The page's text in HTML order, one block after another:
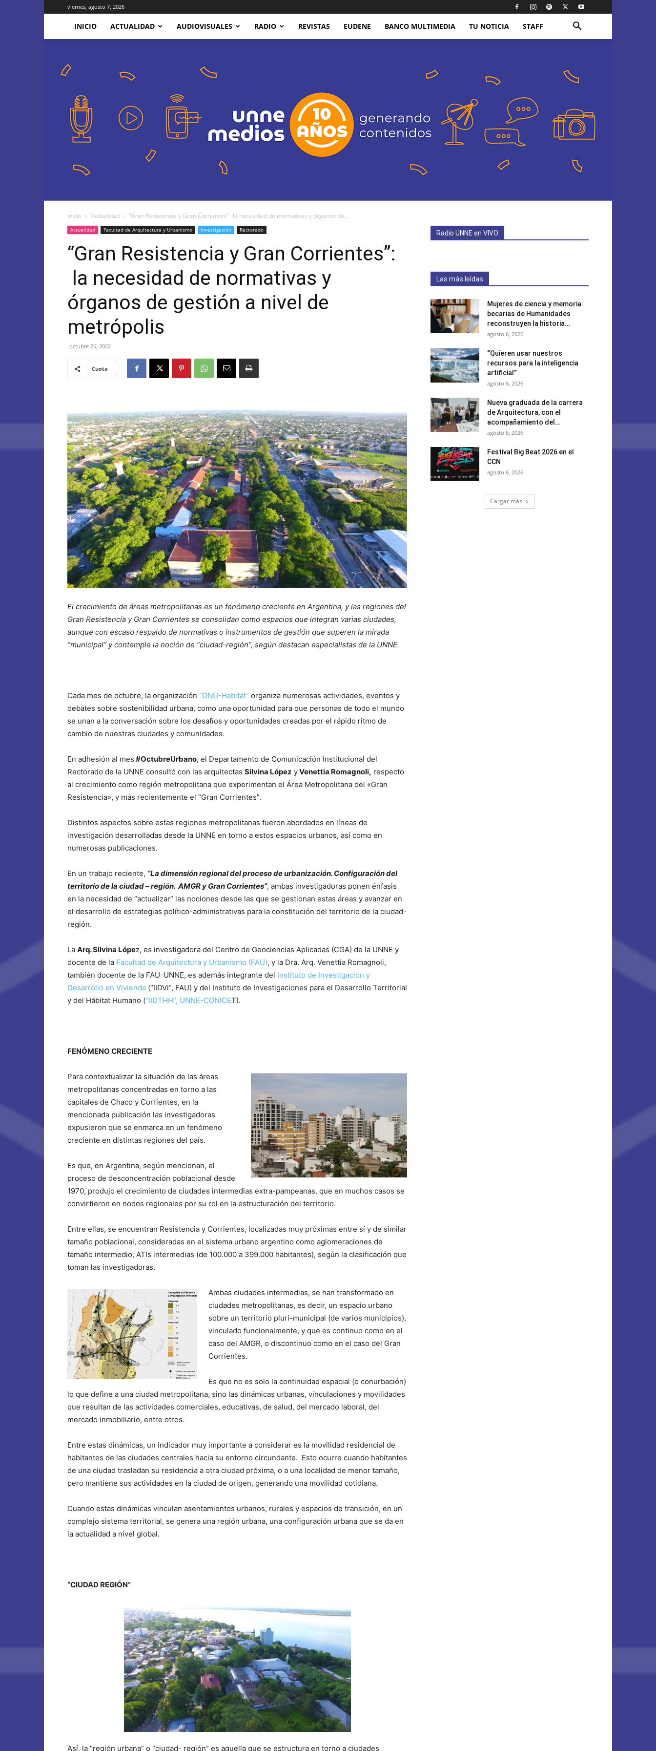
viernes, agosto 7, 2026
INICIO ACTUALIDAD AUDIOVISUALES RADIO REVISTAS EUDENE BANCO MULTIMEDIA TU NOTICIA STAFF
Inicio Actualidad “Gran Resistencia y Gran Corrientes”: la necesidad de normativas y órganos de...
Actualidad Facultad de Arquitectura y Urbanismo Investigación Rectorado
“Gran Resistencia y Gran Corrientes”:
la necesidad de normativas y
órganos de gestión a nivel de
metrópolis
octubre 25, 2022
Cuota
El crecimiento de áreas metropolitanas es un fenómeno creciente en Argentina, y las regiones del
Gran Resistencia y Gran Corrientes se consolidan como espacios que integran varias ciudades,
aunque con escaso respaldo de normativas o instrumentos de gestión que superen la mirada
“municipal” y contemple la noción de “ciudad-región”, según destacan especialistas de la UNNE.
Cada mes de octubre, la organización “ONU-Habitat” organiza numerosas actividades, eventos y
debates sobre sostenibilidad urbana, como una oportunidad para que personas de todo el mundo
se unan a la conversación sobre los desafíos y oportunidades creadas por el rápido ritmo de
cambio de nuestras ciudades y comunidades.
En adhesión al mes #OctubreUrbano, el Departamento de Comunicación Institucional del
Rectorado de la UNNE consultó con las arquitectas Silvina López yVenettia Romagnoli, respecto
al crecimiento como región metropolitana que experimentan el Área Metropolitana del «Gran
Resistencia», y más recientemente el “Gran Corrientes”.
Distintos aspectos sobre estas regiones metropolitanas fueron abordados en líneas de
investigación desarrolladas desde la UNNE en torno a estos espacios urbanos, así como en
numerosas publicaciones.
En un trabajo reciente, “La dimensión regional del proceso de urbanización. Configuración del
territorio de la ciudad – región. AMGR y Gran Corrientes”, ambas investigadoras ponen énfasis
en la necesidad de “actualizar” las nociones desde las que se gestionan estas áreas y avanzar en
el desarrollo de estrategias político-administrativas para la constitución del territorio de la ciudad-
región.
La Arq. Silvina López, es investigadora del Centro de Geociencias Aplicadas (CGA) de la UNNE y
docente de la Facultad de Arquitectura y Urbanismo (FAU), y la Dra. Arq. Venettia Romagnoli,
también docente de la FAU-UNNE, es además integrante del Instituto de Investigación y
Desarrollo en Vivienda (“IIDVi”, FAU) y del Instituto de Investigaciones para el Desarrollo Territorial
y del Hábitat Humano (“IIDTHH”, UNNE-CONICET).
FENÓMENO CRECIENTE
Para contextualizar la situación de las áreas
metropolitanas concentradas en torno a las
capitales de Chaco y Corrientes, en la
mencionada publicación las investigadoras
expusieron que se enmarca en un fenómeno
creciente en distintas regiones del país.
Es que, en Argentina, según mencionan, el
proceso de desconcentración poblacional desde
1970, produjo el crecimiento de ciudades intermedias extra-pampeanas, que en muchos casos se
convirtieron en nodos regionales por su rol en la estructuración del territorio.
Entre ellas, se encuentran Resistencia y Corrientes, localizadas muy próximas entre sí y de similar
tamaño poblacional, consideradas en el sistema urbano argentino como aglomeraciones de
tamaño intermedio, ATIs intermedias (de 100.000 a 399.000 habitantes), según la clasificación que
toman las investigadoras.
Ambas ciudades intermedias, se han transformado en
ciudades metropolitanas, es decir, un espacio urbano
sobre un territorio pluri-municipal (de varios municipios),
vinculado funcionalmente, y que es continuo como en el
caso del AMGR, o discontinuo como en el caso del Gran
Corrientes.
Es que no es solo la continuidad espacial (o conurbación)
lo que define a una ciudad metropolitana, sino las dinámicas urbanas, vinculaciones y movilidades
que resultan de las actividades comerciales, educativas, de salud, del mercado laboral, del
mercado inmobiliario, entre otros.
Entre estas dinámicas, un indicador muy importante a considerar es la movilidad residencial de
habitantes de las ciudades centrales hacia su entorno circundante. Esto ocurre cuando habitantes
de una ciudad trasladan su residencia a otra ciudad próxima, o a una localidad de menor tamaño,
pero mantiene sus actividades en la ciudad de origen, generando una movilidad cotidiana.
Cuando estas dinámicas vinculan asentamientos urbanos, rurales y espacios de transición, en un
complejo sistema territorial, se genera una región urbana, una configuración urbana que se da en
la actualidad a nivel global.
“CIUDAD REGIÓN”
Así, la “región urbana” o “ciudad- región” es aquella que se estructura en torno a ciudades
Radio UNNE en VIVO
Las más leídas
Mujeres de ciencia y memoria:
becarias de Humanidades
reconstruyen la historia...
agosto 6, 2026
“Quieren usar nuestros
recursos para la inteligencia
artificial”
agosto 6, 2026
Nueva graduada de la carrera
de Arquitectura, con el
acompañamiento del...
agosto 6, 2026
Festival Big Beat 2026 en el
CCN
agosto 6, 2026
Cargar más